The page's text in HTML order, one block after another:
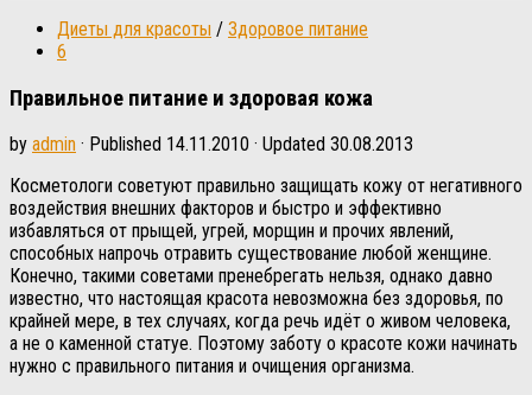
Диеты для красоты / Здоровое питание
6
Правильное питание и здоровая кожа
by admin · Published 14.11.2010 · Updated 30.08.2013
Косметологи советуют правильно защищать кожу от негативного
воздействия внешних факторов и быстро и эффективно
избавляться от прыщей, угрей, морщин и прочих явлений,
способных напрочь отравить существование любой женщине.
Конечно, такими советами пренебрегать нельзя, однако давно
известно, что настоящая красота невозможна без здоровья, по
крайней мере, в тех случаях, когда речь идёт о живом человека,
а не о каменной статуе. Поэтому заботу о красоте кожи начинать
нужно с правильного питания и очищения организма.